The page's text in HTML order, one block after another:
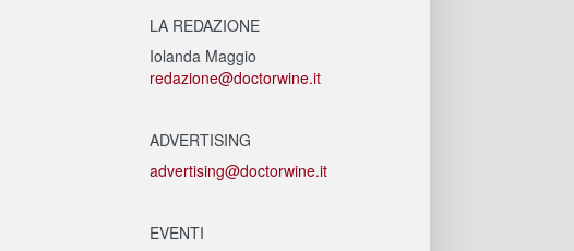
LA REDAZIONE
Iolanda Maggio
redazione@doctorwine.it
ADVERTISING
advertising@doctorwine.it
EVENTI